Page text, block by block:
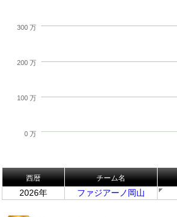
0 万
100 万
200 万
300 万
西暦 チーム名
2026年 ファジアーノ岡山